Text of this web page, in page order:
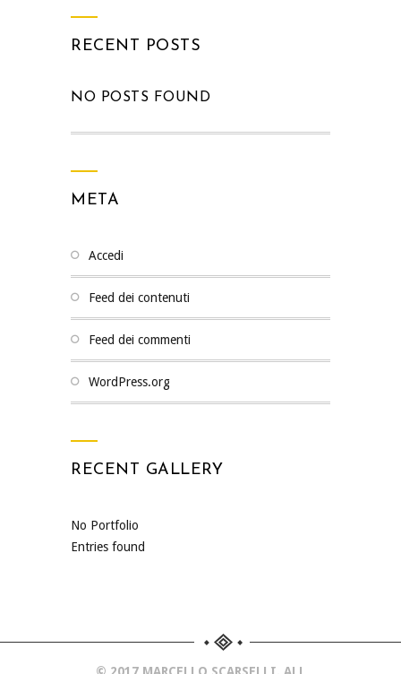
RECENT POSTS
NO POSTS FOUND
META
Accedi
Feed dei contenuti
Feed dei commenti
WordPress.org
RECENT GALLERY
No Portfolio
Entries found